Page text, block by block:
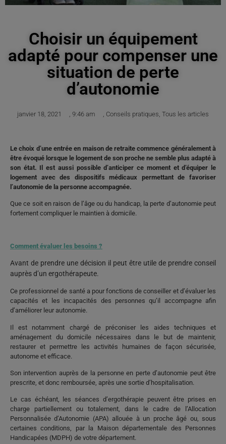
Choisir un équipement
adapté pour compenser une
situation de perte
d’autonomie
janvier 18, 2021 , 9:46 am , Conseils pratiques, Tous les articles
Le choix d’une entrée en maison de retraite commence généralement à
être évoqué lorsque le logement de son proche ne semble plus adapté à
son état. Il est aussi possible d’anticiper ce moment et d’équiper le
logement avec des dispositifs médicaux permettant de favoriser
l’autonomie de la personne accompagnée.
Que ce soit en raison de l’âge ou du handicap, la perte d’autonomie peut
fortement compliquer le maintien à domicile.
Comment évaluer les besoins ?
Avant de prendre une décision il peut être utile de prendre conseil
auprès d’un ergothérapeute.
Ce professionnel de santé a pour fonctions de conseiller et d’évaluer les
capacités et les incapacités des personnes qu’il accompagne afin
d’améliorer leur autonomie.
Il est notamment chargé de préconiser les aides techniques et
aménagement du domicile nécessaires dans le but de maintenir,
restaurer et permettre les activités humaines de façon sécurisée,
autonome et efficace.
Son intervention auprès de la personne en perte d’autonomie peut être
prescrite, et donc remboursée, après une sortie d’hospitalisation.
Le cas échéant, les séances d’ergothérapie peuvent être prises en
charge partiellement ou totalement, dans le cadre de l’Allocation
Personnalisée d’Autonomie (APA) allouée à un proche âgé ou, sous
certaines conditions, par la Maison départementale des Personnes
Handicapées (MDPH) de votre département.